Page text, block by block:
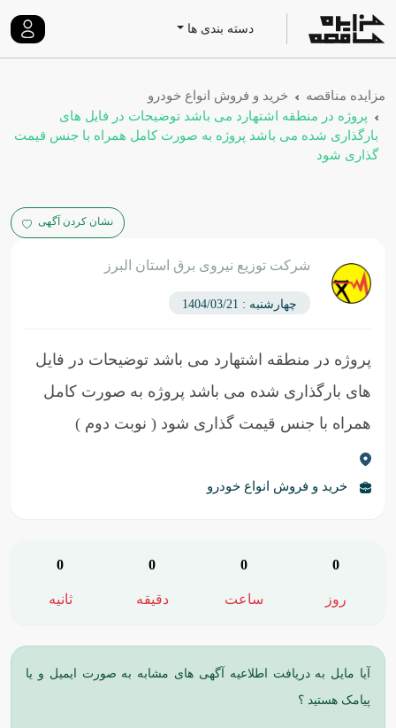
دسته بندی ها
مزایده مناقصه
خرید و فروش انواع خودرو
پروژه در منطقه اشتهارد می باشد توضیحات در فایل های
بارگذاری شده می باشد پروژه به صورت کامل همراه با جنس قیمت
گذاری شود
نشان کردن آگهی
شرکت توزیع نیروی برق استان البرز
چهارشنبه : 1404/03/21
پروژه در منطقه اشتهارد می باشد توضیحات در فایل
های بارگذاری شده می باشد پروژه به صورت کامل
همراه با جنس قیمت گذاری شود ( نوبت دوم )
خرید و فروش انواع خودرو
0
روز
0
ساعت
0
دقیقه
0
ثانیه
آیا مایل به دریافت اطلاعیه آگهی های مشابه به صورت ایمیل و یا
پیامک هستید ؟